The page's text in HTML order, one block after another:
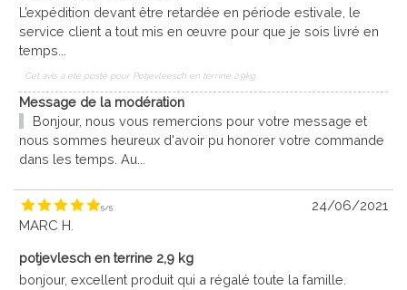
L’expédition devant être retardée en période estivale, le
service client a tout mis en œuvre pour que je sois livré en
temps...
Cet avis a été posté pour Potjevleesch en terrine 2.9kg
Message de la modération
Bonjour, nous vous remercions pour votre message et
nous sommes heureux d'avoir pu honorer votre commande
dans les temps. Au...
5/5
24/06/2021
MARC H.
potjevlesch en terrine 2,9 kg
bonjour, excellent produit qui a régalé toute la famille.